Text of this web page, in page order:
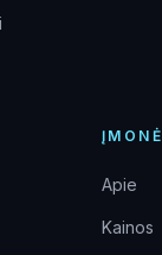
ĮMONĖ
Apie
Kainos